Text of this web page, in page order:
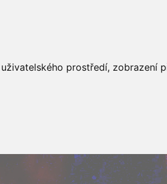
prostředí, zobrazení